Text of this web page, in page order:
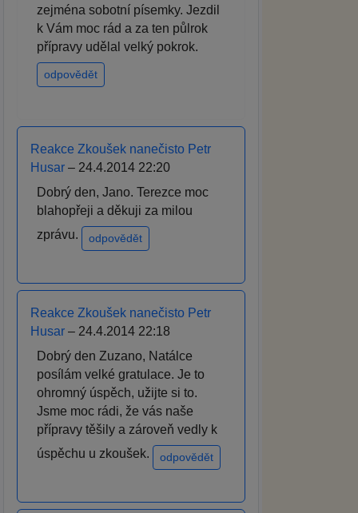
zejména sobotní písemky. Jezdil
k Vám moc rád a za ten půlrok
přípravy udělal velký pokrok.
odpovědět
Reakce Zkoušek nanečisto Petr
Husar – 24.4.2014 22:20
Dobrý den, Jano. Terezce moc
blahopřeji a děkuji za milou
zprávu.
odpovědět
Reakce Zkoušek nanečisto Petr
Husar – 24.4.2014 22:18
Dobrý den Zuzano, Natálce
posílám velké gratulace. Je to
ohromný úspěch, užijte si to.
Jsme moc rádi, že vás naše
přípravy těšily a zároveň vedly k
úspěchu u zkoušek.
odpovědět